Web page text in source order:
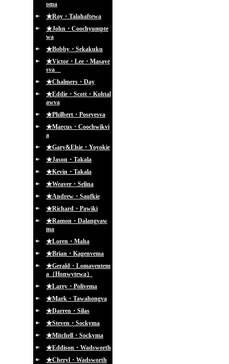
oma
★Roy・Talahaftewa
★John・Coochyumpte
wa
★Bobby・Sekakuku
★Victor・Lee・Masaye
sva
★Chalmers・Day
★Eddie・Scott・Kohtal
awva
★Philbert・Poseyesva
★Marcus・Coochwikvi
a
★Gary&Elsie・Yoyokie
★Jason・Takala
★Kevin・Takala
★Weaver・Selina
★Andrew・Saufkie
★Richard・Pawiki
★Ramon・Dalangyaw
ma
★Loren・Maha
★Brian・Kagenvema
★Gerald・Lomaventem
a（Honwytewa）
★Larry・Polivema
★Mark・Tawahongva
★Darren・Silas
★Steven・Sockyma
★Mitchell・Sockyma
★Eddison・Wadsworth
★Cheryl・Wadsworth